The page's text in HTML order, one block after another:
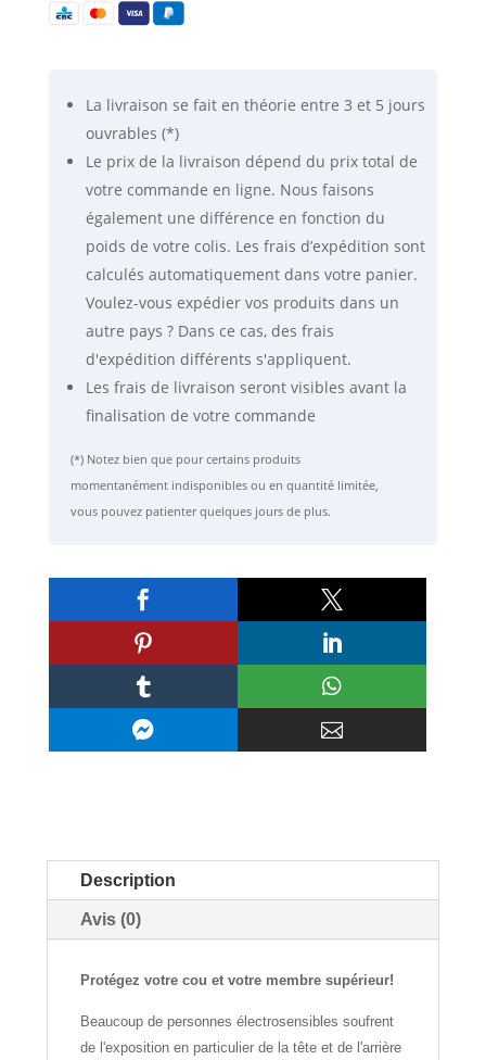
La livraison se fait en théorie entre 3 et 5 jours
ouvrables (*)
Le prix de la livraison dépend du prix total de
votre commande en ligne. Nous faisons
également une différence en fonction du
poids de votre colis. Les frais d’expédition sont
calculés automatiquement dans votre panier.
Voulez-vous expédier vos produits dans un
autre pays ? Dans ce cas, des frais
d'expédition différents s'appliquent.
Les frais de livraison seront visibles avant la
finalisation de votre commande
(*) Notez bien que pour certains produits
momentanément indisponibles ou en quantité limitée,
vous pouvez patienter quelques jours de plus.








Description
Avis (0)
Protégez votre cou et votre membre supérieur!
Beaucoup de personnes électrosensibles soufrent
de l'exposition en particulier de la tête et de l'arrière